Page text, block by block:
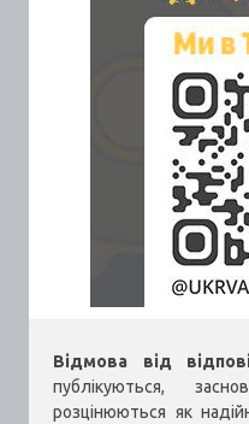
Відмова від
публікуються,
розцінюються як